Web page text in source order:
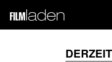
DERZEIT